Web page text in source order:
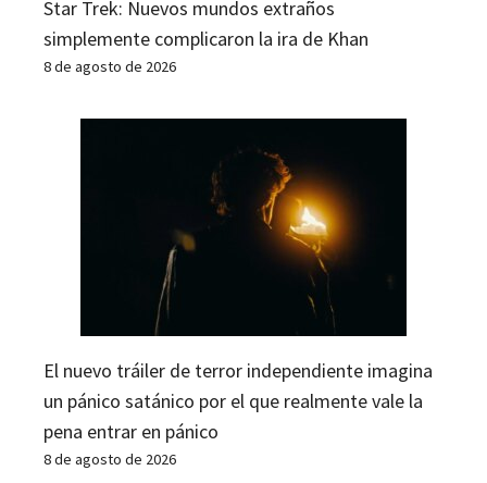
Star Trek: Nuevos mundos extraños
simplemente complicaron la ira de Khan
8 de agosto de 2026
El nuevo tráiler de terror independiente imagina
un pánico satánico por el que realmente vale la
pena entrar en pánico
8 de agosto de 2026